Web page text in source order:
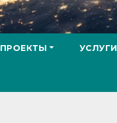
ПРОЕКТЫ УСЛУГИ